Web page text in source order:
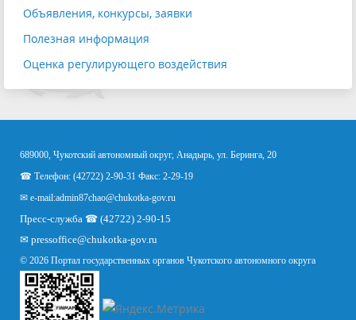
Объявления, конкурсы, заявки
Полезная информация
Оценка регулирующего воздействия
689000, Чукотский автономный округ, Анадырь, ул. Беринга, 20
☎ Телефон: (42722) 2-90-31 Факс: 2-29-19
✉ e-mail:admin87chao@chukotka-gov.ru
Пресс-служба ☎ (42722) 2-90-15
✉ pressoffice@chukotka-gov.ru
© 2026 Портал государственных органов Чукотского автономного округа